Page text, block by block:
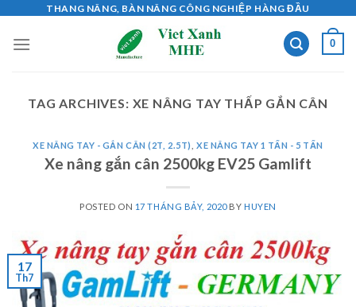
content
THANG NÂNG, BÀN NÂNG CÔNG NGHIỆP HÀNG ĐẦU
0
TAG ARCHIVES: XE NÂNG TAY THẤP GẮN CÂN
XE NÂNG TAY - GẮN CÂN (2T, 2.5T) ,XE NÂNG TAY 1 TẤN - 5 TẤN
Xe nâng gắn cân 2500kg EV25 Gamlift
POSTED ON 17 THÁNG BẢY, 2020BYHUYEN
17
Th7